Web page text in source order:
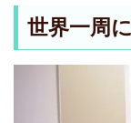
世界一周